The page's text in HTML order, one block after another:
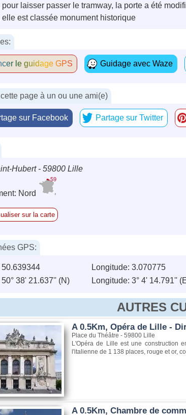
pour laisser passer le tramway, la porte a été
elle est classée monument historique
le guidage GPS Guidage avec Waze
page à un ou une ami(e)
sur Facebook Partage sur Twitter
Hubert - 59800 Lille
Nord
59
sur la carte
GPS:
50.639344 Longitude: 3.070775
50° 38' 21.637'' (N)
Longitude: 3° 4' 14.791''
AUTRES
A 0.5Km, Opéra de Lille -
Place du Théâtre - 59800 Lille
L'Opéra de Lille est une construction
l'italienne de 1 138 places, rouge et or,
A 0.5Km, Chambre de